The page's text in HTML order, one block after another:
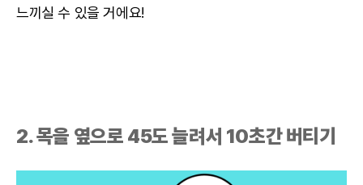
느끼실 수 있을 거에요!
2. 목을 옆으로 45도 늘려서 10초간 버티기